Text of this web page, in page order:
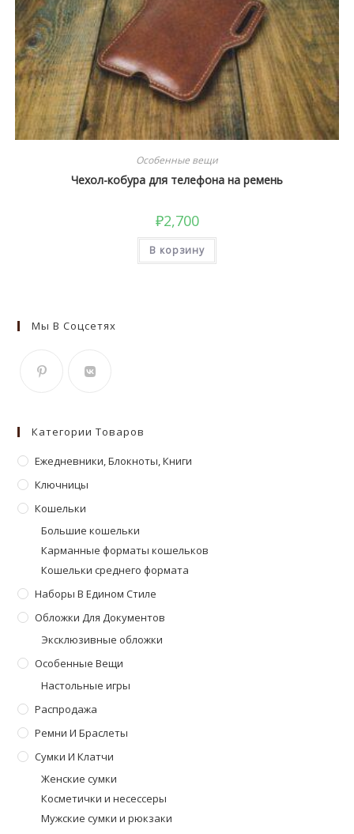
Особенные вещи
Чехол-кобура для телефона на ремень
₽2,700
В корзину
Мы В Соцсетях
новой
вкладке
новой
вкладке
Категории Товаров
Ежедневники, Блокноты, Книги
Ключницы
Кошельки
Большие кошельки
Карманные форматы кошельков
Кошельки среднего формата
Наборы В Едином Стиле
Обложки Для Документов
Эксклюзивные обложки
Особенные Вещи
Настольные игры
Распродажа
Ремни И Браслеты
Сумки И Клатчи
Женские сумки
Косметички и несессеры
Мужские сумки и рюкзаки